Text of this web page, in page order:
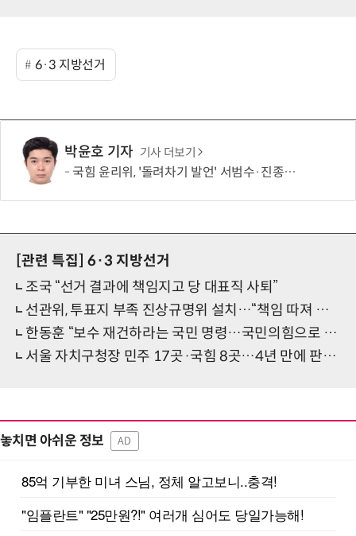
6·3 지방선거
박윤호 기자 기사 더보기
국힘 윤리위, '돌려차기 발언' 서범수·진종오 징계 절차 개시
[관련 특집] 6·3 지방선거
조국 “선거 결과에 책임지고 당 대표직 사퇴”
선관위, 투표지 부족 진상규명위 설치…“책임 따져 결과 밝히겠다”
한동훈 “보수 재건하라는 국민 명령…국민의힘으로 돌아갈 것”
서울 자치구청장 민주 17곳·국힘 8곳…4년 만에 판세 정반대로
놓치면 아쉬운 정보 AD